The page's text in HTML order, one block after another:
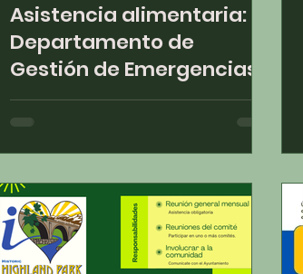
Asistencia alimentaria: El
Departamento de
Gestión de Emergencias
de la Ciudad de Los
monitoreando el cierre
del gobierno de los
Estados Unidos y afecta
al programa
SNAP/CalFresh.